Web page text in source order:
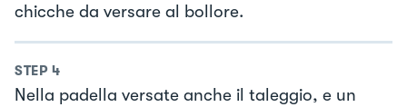
chicche da versare al bollore.
STEP 4
Nella padella versate anche il taleggio, e un